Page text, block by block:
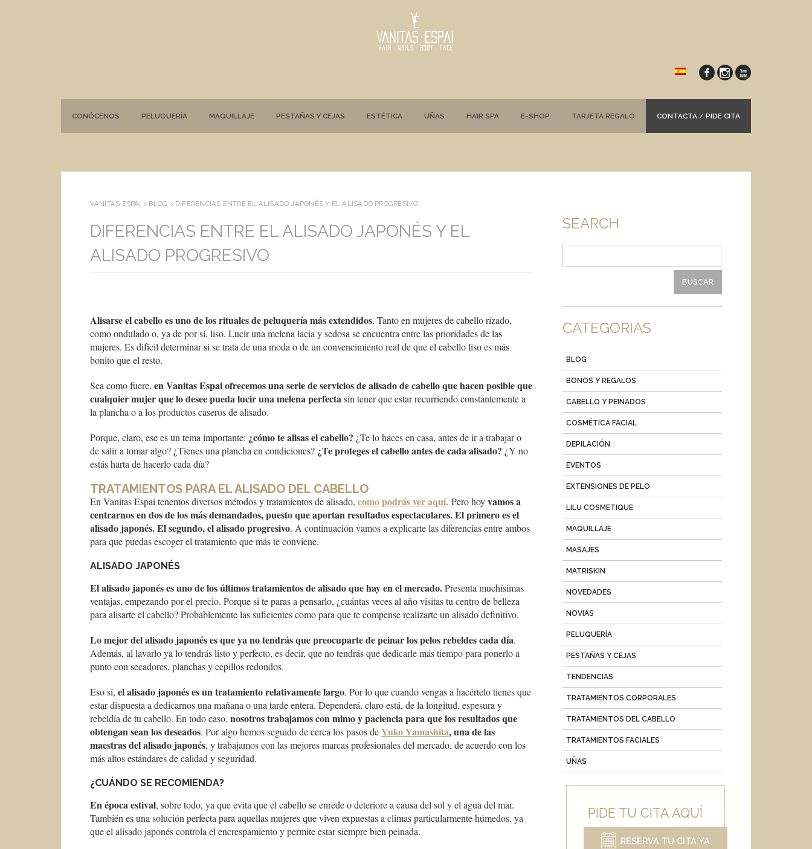
CONÓCENOS PELUQUERÍA MAQUILLAJE PESTAÑAS Y CEJAS ESTÉTICA UÑAS HAIR SPA E-SHOP TARJETA REGALO CONTACTA / PIDE CITA
VANITAS ESPAI > BLOG > DIFERENCIAS ENTRE EL ALISADO JAPONÉS Y EL ALISADO PROGRESIVO
DIFERENCIAS ENTRE EL ALISADO JAPONÉS Y EL
ALISADO PROGRESIVO
Alisarse el cabello es uno de los rituales de peluquería más extendidos. Tanto en mujeres de cabello rizado,
como ondulado o, ya de por sí, liso. Lucir una melena lacia y sedosa se encuentra entre las prioridades de las
mujeres. Es difícil determinar si se trata de una moda o de un convencimiento real de que el cabello liso es más
bonito que el resto.
Sea como fuere, en Vanitas Espai ofrecemos una serie de servicios de alisado de cabello que hacen posible que
cualquier mujer que lo desee pueda lucir una melena perfecta sin tener que estar recurriendo constantemente a
la plancha o a los productos caseros de alisado.
Porque, claro, ese es un tema importante: ¿cómo te alisas el cabello? ¿Te lo haces en casa, antes de ir a trabajar o
de salir a tomar algo? ¿Tienes una plancha en condiciones? ¿Te proteges el cabello antes de cada alisado? ¿Y no
estás harta de hacerlo cada día?
TRATAMIENTOS PARA EL ALISADO DEL CABELLO
En Vanitas Espai tenemos diversos métodos y tratamientos de alisado, como podrás ver aquí. Pero hoyvamos a
centrarnos en dos de los más demandados, puesto que aportan resultados espectaculares. El primero es el
alisado japonés. El segundo, el alisado progresivo. A continuación vamos a explicarte las diferencias entre ambos
para que puedas escoger el tratamiento que más te conviene.
ALISADO JAPONÉS
El alisado japonés es uno de los últimos tratamientos de alisado que hay en el mercado.Presenta muchísimas
ventajas, empezando por el precio. Porque si te paras a pensarlo, ¿cuántas veces al año visitas tu centro de belleza
para alisarte el cabello? Probablemente las suficientes como para que te compense realizarte un alisado definitivo.
Lo mejor del alisado japonés es que ya no tendrás que preocuparte de peinar los pelos rebeldes cada día.
Además, al lavarlo ya lo tendrás listo y perfecto, es decir, que no tendrás que dedicarle más tiempo para ponerlo a
punto con secadores, planchas y cepillos redondos.
Eso sí, el alisado japonés es un tratamiento relativamente largo. Por lo que cuando vengas a hacértelo tienes que
estar dispuesta a dedicarnos una mañana o una tarde entera. Dependerá, claro está, de la longitud, espesura y
rebeldía de tu cabello. En todo caso, nosotros trabajamos con mimo y paciencia para que los resultados que
obtengan sean los deseados. Por algo hemos seguido de cerca los pasos deYuko Yamashita, una de las
maestras del alisado japonés, y trabajamos con las mejores marcas profesionales del mercado, de acuerdo con los
más altos estándares de calidad y seguridad.
¿CUÁNDO SE RECOMIENDA?
En época estival, sobre todo, ya que evita que el cabello se enrede o deteriore a causa del sol y el agua del mar.
También es una solución perfecta para aquellas mujeres que viven expuestas a climas particularmente húmedos, ya
que el alisado japonés controla el encrespamiento y permite estar siempre bien peinada.
SEARCH
CATEGORIAS
BLOG
BONOS Y REGALOS
CABELLO Y PEINADOS
COSMÉTICA FACIAL
DEPILACIÓN
EVENTOS
EXTENSIONES DE PELO
LILU COSMETIQUE
MAQUILLAJE
MASAJES
MATRISKIN
NOVEDADES
NOVIAS
PELUQUERÍA
PESTAÑAS Y CEJAS
TENDENCIAS
TRATAMIENTOS CORPORALES
TRATAMIENTOS DEL CABELLO
TRATAMIENTOS FACIALES
UÑAS
PIDE TU CITA AQUÍ
RESERVA TU CITA YA